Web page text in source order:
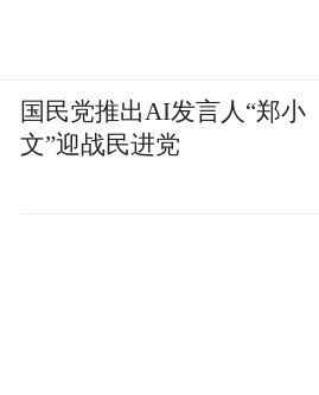
国民党推出AI发言人“郑小
文”迎战民进党